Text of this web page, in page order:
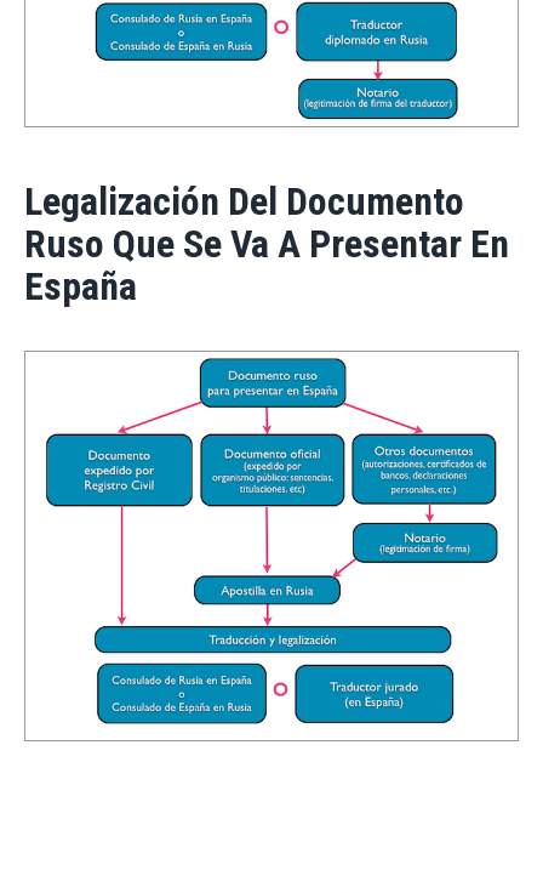
Legalización Del Documento
Ruso Que Se Va A Presentar En
España